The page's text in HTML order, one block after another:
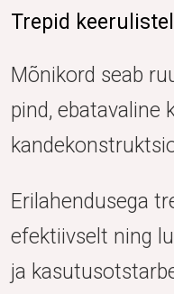
Trepid
Mõnikord seab
pind, ebatavaline
Erilahendusega
efektiivselt ning
ja